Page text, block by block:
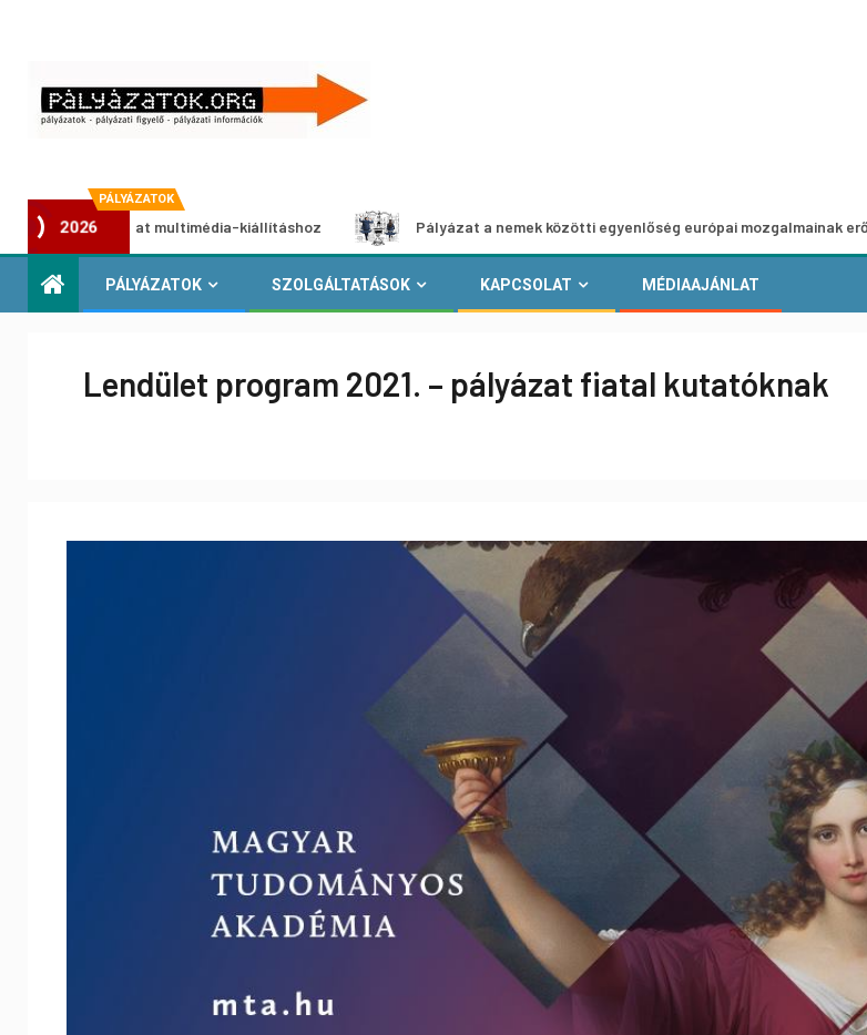
PÁLYÁZATOK
2026
multimédia-kiállításhoz Pályázat a nemek közötti egyenlőség európai mozgalmainak erősítésére
PÁLYÁZATOK SZOLGÁLTATÁSOK KAPCSOLAT MÉDIAAJÁNLAT
Lendület program 2021. – pályázat fiatal kutatóknak